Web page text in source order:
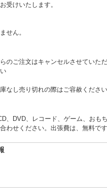
受けいたします。
せん。
のご注文はキャンセルさせていた
なし売り切れの際はご容赦ください
、DVD、レコード、ゲーム、お
わせください。出張費は、無料です